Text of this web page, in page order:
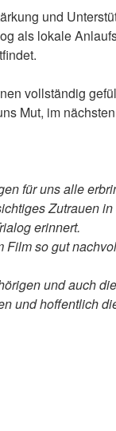
und
als lokale
vollständig
Mut, im
für uns alle
Zutrauen
erinnert.
Film so gut
und auch
und hoffentlich